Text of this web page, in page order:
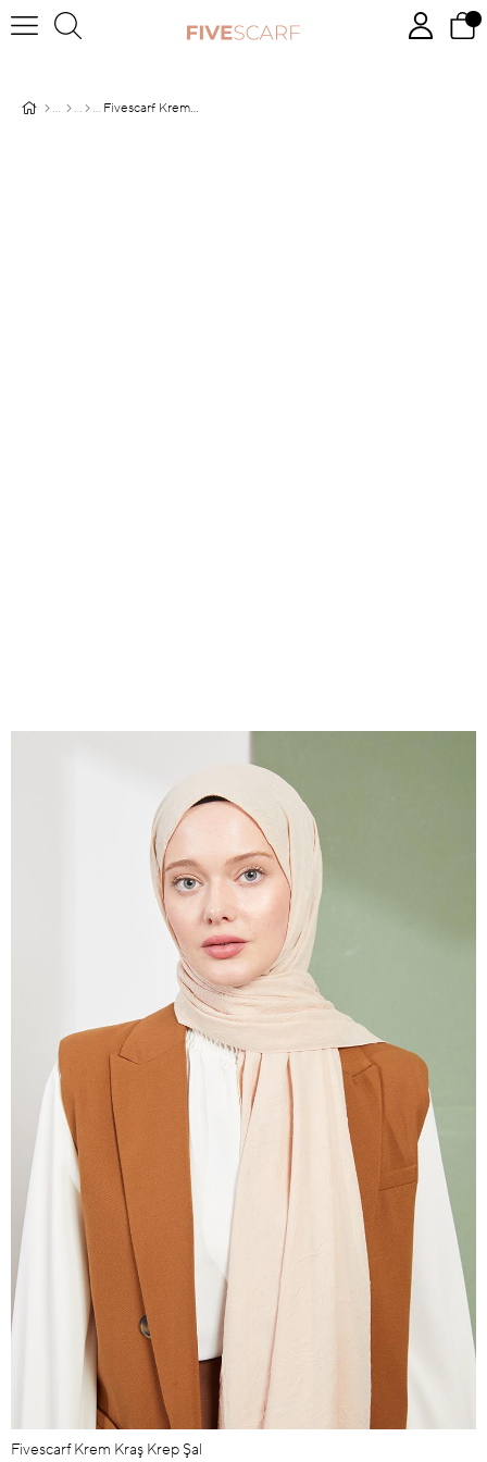
Fivescarf Krem Kraş Krep Şal
Fivescarf Krem Kraş Krep Şal